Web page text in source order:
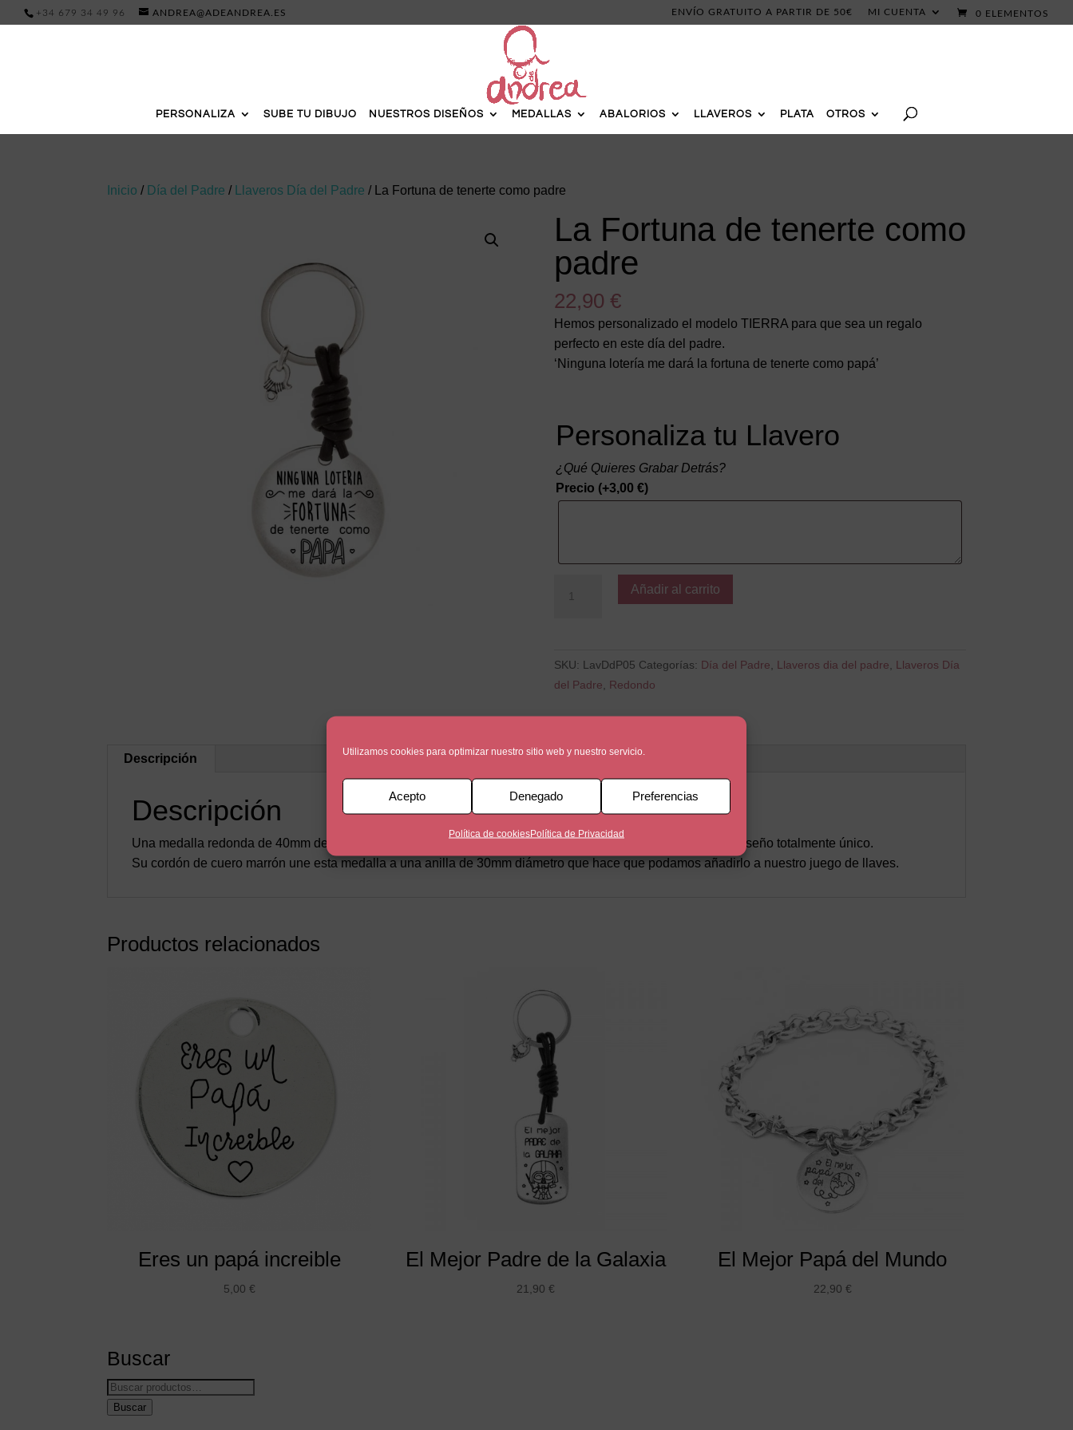
Utilizamos cookies para optimizar nuestro sitio web y nuestro servicio.
Acepto Denegado Preferencias
Política de cookiesPolítica de Privacidad
+34 679 34 49 96 ANDREA@ADEANDREA.ES ENVÍO GRATUITO A PARTIR DE 50€ MI CUENTA 0 ELEMENTOS
PERSONALIZA SUBE TU DIBUJO NUESTROS DISEÑOS MEDALLAS ABALORIOS LLAVEROS PLATA OTROS
Inicio / Día del Padre / Llaveros Día del Padre / La Fortuna de tenerte como padre
La Fortuna de tenerte como
padre
22,90 €
Hemos personalizado el modelo TIERRA para que sea un regalo
perfecto en este día del padre.
‘Ninguna lotería me dará la fortuna de tenerte como papá’
Personaliza tu Llavero
¿Qué Quieres Grabar Detrás?
Precio (+3,00 €)
Fortuna
como
padre
Añadir al carrito
SKU: LavDdP05 Categorías: Día del Padre Llaveros dia del padre
Llaveros Día
del Padre
Redondo
Descripción
Descripción
Una medalla redonda de 40mm de diámetro elaborada con Zamak y bañada en 5 micras de plata con este diseño totalmente único.
Su cordón de cuero marrón une esta medalla a una anilla de 30mm diámetro que hace que podamos añadirlo a nuestro juego de llaves.
Productos relacionados
Eres un papá increible
5,00 €
El Mejor Padre de la Galaxia
21,90€
El Mejor Papá del Mundo
22,90 €
Buscar
Buscar
por:
Buscar